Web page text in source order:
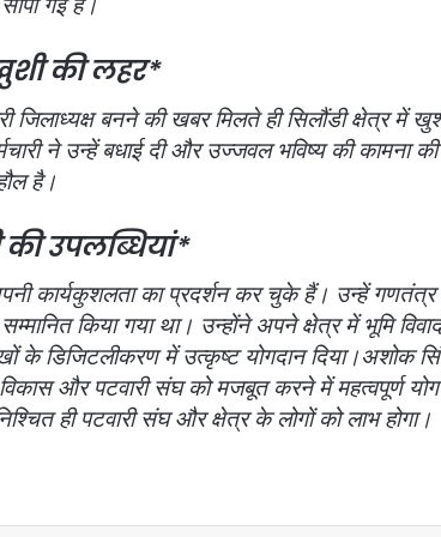
गई है।
की लहर*
जिलाध्यक्ष बनने की खबर मिलते ही सिलौंडी क्षेत्र में
ने उन्हें बधाई दी और उज्जवल भविष्य की कामना
है।
उपलब्धियां*
कार्यकुशलता का प्रदर्शन कर चुके हैं। उन्हें गणतंत्र
किया गया था। उन्होंने अपने क्षेत्र में भूमि
के डिजिटलीकरण में उत्कृष्ट योगदान दिया।अशोक
और पटवारी संघ को मजबूत करने में महत्वपूर्ण
ही पटवारी संघ और क्षेत्र के लोगों को लाभ होगा।